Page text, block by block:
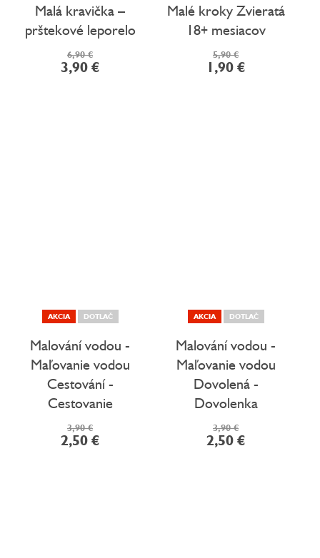
Malá kravička –
prštekové leporelo
6,90 €
3,90 €
Malé kroky Zvieratá
18+ mesiacov
5,90 €
1,90 €
AKCIA DOTLAČ
Malování vodou -
Maľovanie vodou
Cestování -
Cestovanie
3,90 €
2,50 €
AKCIA DOTLAČ
Malování vodou -
Maľovanie vodou
Dovolená -
Dovolenka
3,90 €
2,50 €